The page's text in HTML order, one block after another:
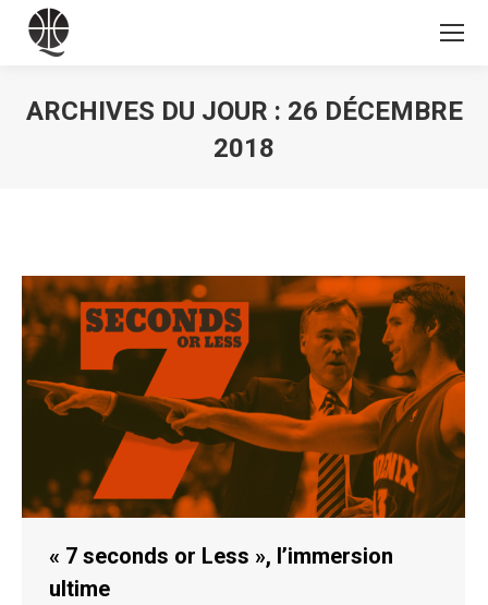
ARCHIVES DU JOUR : 26 DÉCEMBRE
2018
« 7 seconds or Less », l’immersion
ultime